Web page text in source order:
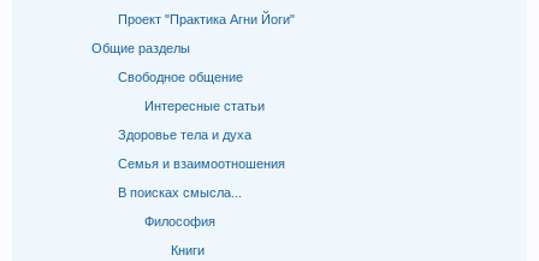
Проект "Практика Агни Йоги"
Общие разделы
Свободное общение
Интересные статьи
Здоровье тела и духа
Семья и взаимоотношения
В поисках смысла...
Философия
Книги